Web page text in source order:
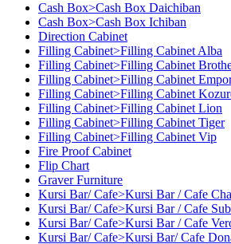
Cash Box>Cash Box Daichiban
Cash Box>Cash Box Ichiban
Direction Cabinet
Filling Cabinet>Filling Cabinet Alba
Filling Cabinet>Filling Cabinet
Filling Cabinet>Filling Cabinet
Filling Cabinet>Filling Cabinet
Filling Cabinet>Filling Cabinet Lion
Filling Cabinet>Filling Cabinet Tiger
Filling Cabinet>Filling Cabinet Vip
Fire Proof Cabinet
Flip Chart
Graver Furniture
Kursi Bar/ Cafe>Kursi Bar / Cafe
Kursi Bar/ Cafe>Kursi Bar / Cafe
Kursi Bar/ Cafe>Kursi Bar / Cafe
Kursi Bar/ Cafe>Kursi Bar/ Cafe